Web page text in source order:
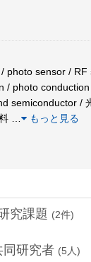
photo sensor / RF
/ photo
semiconductor /
もっと見る
究課題 (2件)
同研究者 (5 人)